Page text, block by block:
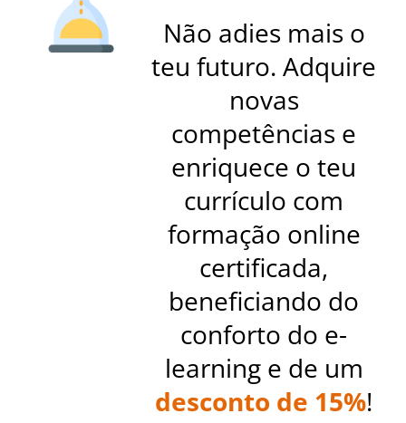
Não adies mais o
teu futuro. Adquire
novas
competências e
enriquece o teu
currículo com
formação online
certificada,
beneficiando do
conforto do e-
learning e de um
desconto de 15%!